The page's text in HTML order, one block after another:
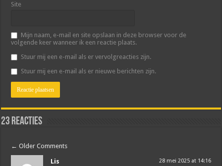
Site
Mijn naam, e-mail en site opslaan in deze browser voor de
volgende keer wanneer ik een reactie plaats.
Stuur mij een e-mail als er vervolgreacties zijn.
Stuur mij een e-mail als er nieuwe berichten zijn.
23 reacties
← Older Comments
Lis 28 mei 2025 at 14:16